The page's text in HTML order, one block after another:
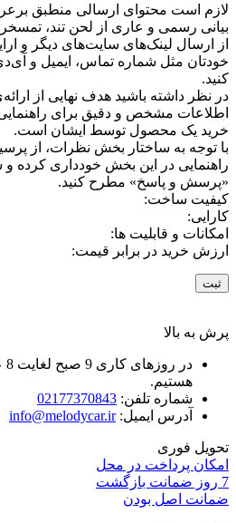
لازم است محتوای ارسالی منطبق
بیانی رسمی و عاری از لحن تند،
از ارسال لینک‌های سایت‌های دیگر و
خودتان مثل شماره تماس، ایمیل و
کنید.
در نظر داشته باشید هدف نهایی از
اطلاعات مشخص و دقیق برای راهنمایی
خرید یک محصول توسط ایشان است.
با توجه به ساختار بخش نظرات، از
راهنمایی در این بخش خودداری کرده
«پرسش و پاسخ» مطرح کنید.
کیفیت ساخت:
کارایی:
امکانات و قابلیت ها:
ارزش خرید در برابر قیمت:
پرش به بالا
هستیم.
شماره تلفن: 02177370843
آدرس ایمیل:info@melodycar.ir
تحویل فوری
امکان پرداخت در محل
7 روز ضمانت بازگشت
ضمانت اصل بودن